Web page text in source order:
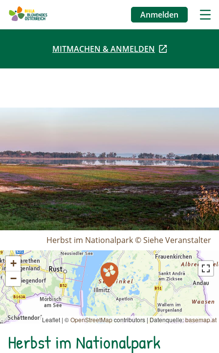
Direkt
Benutzermenü
Anmelden
MITMACHEN & ANMELDEN
Herbst im Nationalpark © Siehe Veranstalter
+
−
Leaflet | ©OpenStreetMapcontributors |Datenquelle:basemap.at
Herbst im Nationalpark